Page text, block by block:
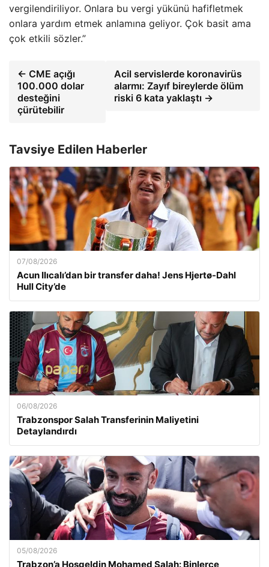
vergilendiriliyor. Onlara bu vergi yükünü hafifletmek
onlara yardım etmek anlamına geliyor. Çok basit ama
çok etkili sözler.”
← CME açığı
100.000 dolar
desteğini
çürütebilir
Acil servislerde koronavirüs
alarmı: Zayıf bireylerde ölüm
riski 6 kata yaklaştı →
Tavsiye Edilen Haberler
07/08/2026
Acun Ilıcalı’dan bir transfer daha! Jens Hjertø-Dahl
Hull City’de
06/08/2026
Trabzonspor Salah Transferinin Maliyetini
Detaylandırdı
05/08/2026
Trabzon’a Hoşgeldin Mohamed Salah: Binlerce